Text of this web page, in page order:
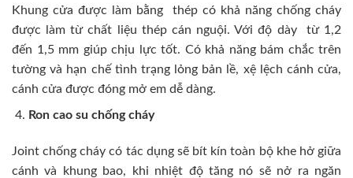
Khung cửa được làm bằng thép có khả năng chống cháy
được làm từ chất liệu thép cán nguội. Với độ dày từ 1,2
đến 1,5 mm giúp chịu lực tốt. Có khả năng bám chắc trên
tường và hạn chế tình trạng lỏng bản lề, xệ lệch cánh cửa,
cánh cửa được đóng mở em dễ dàng.
Ron cao su chống cháy
Joint chống cháy có tác dụng sẽ bít kín toàn bộ khe hở giữa
cánh và khung bao, khi nhiệt độ tăng nó sẽ nở ra ngăn